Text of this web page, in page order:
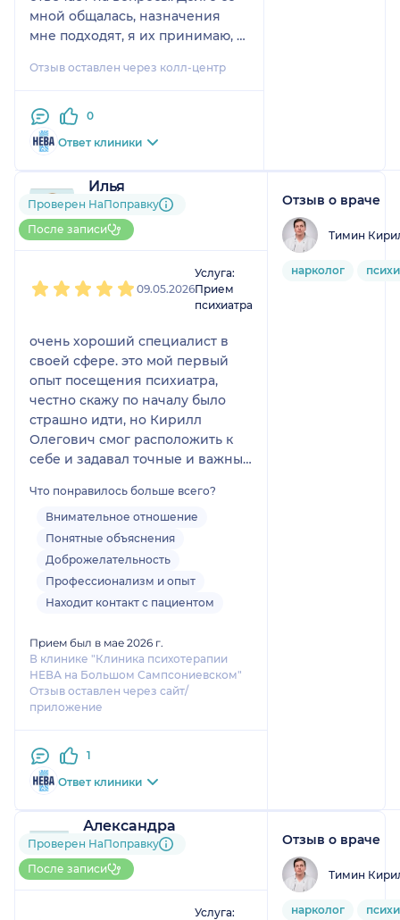
мной общалась, назначения
мне подходят, я их принимаю, и
Отзыв оставлен через колл-центр
0
Ответ клиники
Илья
1 отзыв
До 5 записей через
НаПоправку
Проверен НаПоправку
После записи
09.05.2026
Услуга:
Прием
психиатра
очень хороший специалист в
своей сфере. это мой первый
опыт посещения психиатра,
честно скажу по началу было
страшно идти, но Кирилл
Олегович смог расположить к
себе и задавал точные и важные
назначено лечение, которое
закончится еще не скоро, но я
рад, что в моей проблеме
благодаря именно этому
специалисту "тронулся лёд" и
надеюсь, что я вдальнейшем я
Что понравилось больше всего?
Внимательное отношение
Понятные объяснения
Доброжелательность
Профессионализм и опыт
Находит контакт с пациентом
Прием был в мае 2026 г.
В клинике "Клиника психотерапии
НЕВА на Большом Сампсониевском"
Отзыв оставлен через сайт/
приложение
1
Ответ клиники
Отзыв о враче
Тимин
нарколог
Александра
3 отзыва
Больше 15 записей через
НаПоправку
Проверен НаПоправку
После записи
Услуга:
Отзыв о враче
Тимин
нарколог